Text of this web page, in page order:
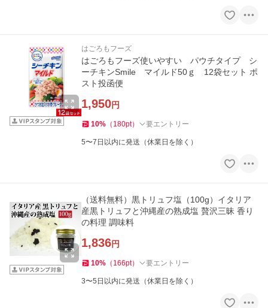
はごろもフーズ
はごろもフーズ使いやすい パウチタイプ シ
ーチキンSmile マイルド50ｇ 12袋セット ポ
スト投函便
1,950円
10% （ 180pt） 要エントリー
5〜7日以内に発送（休業日を除く）
（送料無料）黒トリュフ塩（100g）イタリア
産黒トリュフと沖縄産の熟成塩 贅沢三昧 香り
の料理 調味料
1,836円
10% （ 166pt） 要エントリー
3〜5日以内に発送（休業日を除く）